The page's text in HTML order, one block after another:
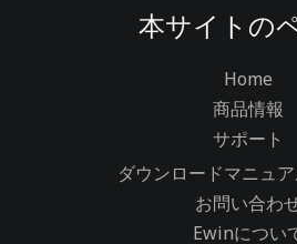
本サイトの
Home
商品情報
サポート
ダウンロードマニュア
お問い合わ
Ewinについ